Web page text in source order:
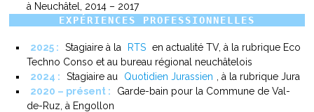
à Neuchâtel, 2014 – 2017
EXPÉRIENCES PROFESSIONNELLES
2025 : Stagiaire à la RTS en actualité TV, à la rubrique Eco
Techno Conso et au bureau régional neuchâtelois
2024 :
Stagiaire au Quotidien Jurassien
, à la rubrique Jura
2020 – présent :
Garde-bain pour la Commune de Val-
de-Ruz, à Engollon